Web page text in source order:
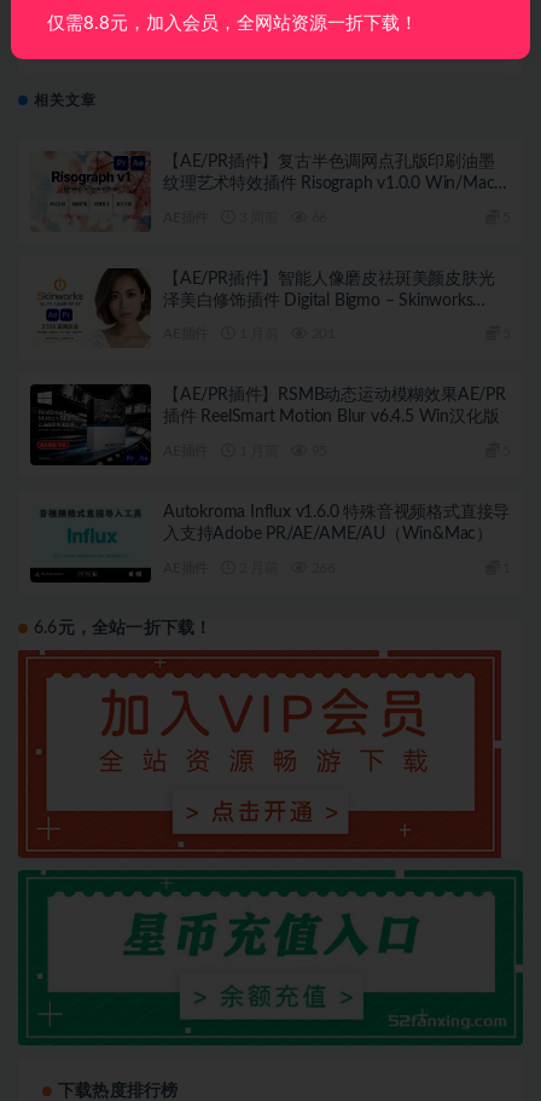
下一篇
相关文章
【AE/PR插件】复古半色调网点孔版印刷油墨
纹理艺术特效插件 Risograph v1.0.0 Win/Mac
【AE/PR插件】智能人像磨皮祛斑美颜皮肤光
泽美白修饰插件 Digital Bigmo – Skinworks
【AE/PR插件】RSMB动态运动模糊效果AE/PR
插件 ReelSmart Motion Blur v6.4.5 Win汉化版
Autokroma Influx v1.6.0 特殊音视频格式直接导
入支持Adobe PR/AE/AME/AU（Win&Mac）
6.6元，全站一折下载！
下载热度排行榜
仅需8.8元，加入会员，全网站资源一折下载！